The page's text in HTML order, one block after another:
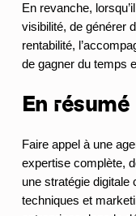
En revanche,
visibilité, de générer
rentabilité,
de gagner du temps
En résumé
Faire appel à une
expertise complète,
une stratégie
techniques et